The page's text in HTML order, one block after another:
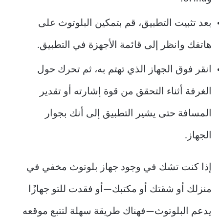
بعد تثبيت التطبيق، قم بتمكين البلوتوث على
هاتفك وانظر إلى قائمة الأجهزة في التطبيق.
انقر فوق الجهاز الذي تهتم به، ثم تحرك حول
الغرفة أثناء التحقق من قوة إشارته أو تقدير
المسافة حتى يشير التطبيق إلى أنك بجوار
الجهاز.
إذا كنت تشك في وجود جهاز بلوتوث مخفي في
منزلك أو شقتك أو مكتبك—أو فقدت للتو جهازًا
يدعم البلوتوث—فهناك طريقة سهلة لتتبع موقعه